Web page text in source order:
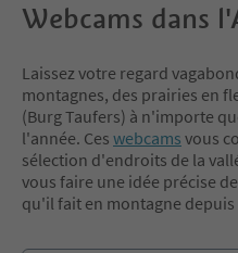
Webcams dans
Laissez votre regard
montagnes, des prairies en
(Burg Taufers) à n'importe
l'année. Ces webcams vous
sélection d'endroits de la
vous faire une idée précise
qu'il fait en montagne